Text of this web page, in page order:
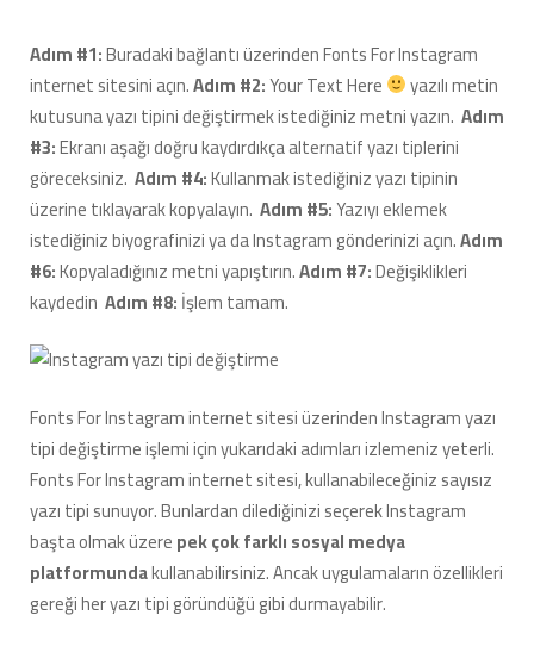
Adım #1:Buradaki bağlantı üzerinden Fonts For Instagram
internet sitesini açın.Adım #2:Your Text Here
yazılı metin
kutusuna yazı tipini değiştirmek istediğiniz metni yazın. Adım
#3:Ekranı aşağı doğru kaydırdıkça alternatif yazı tiplerini
göreceksiniz. Adım #4:Kullanmak istediğiniz yazı tipinin
üzerine tıklayarak kopyalayın. Adım #5:Yazıyı eklemek
istediğiniz biyografinizi ya da Instagram gönderinizi açın.Adım
#6:Kopyaladığınız metni yapıştırın.Adım #7:Değişiklikleri
kaydedin Adım #8:İşlem tamam.
Fonts For Instagram internet sitesi üzerinden Instagram yazı
tipi değiştirme işlemi için yukarıdaki adımları izlemeniz yeterli.
Fonts For Instagram internet sitesi, kullanabileceğiniz sayısız
yazı tipi sunuyor. Bunlardan dilediğinizi seçerek Instagram
başta olmak üzerepek çok farklı sosyal medya
platformundakullanabilirsiniz. Ancak uygulamaların özellikleri
gereği her yazı tipi göründüğü gibi durmayabilir.